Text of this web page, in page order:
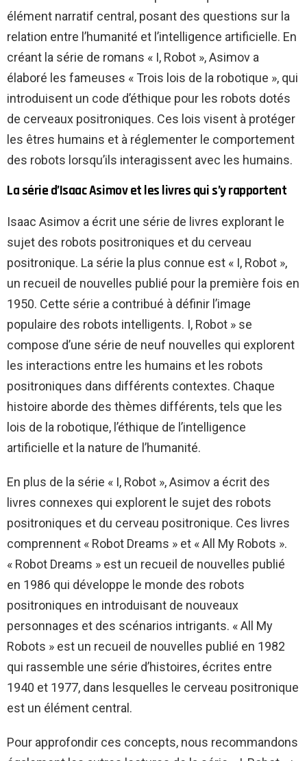
élément narratif central, posant des questions sur la
relation entre l’humanité et l’intelligence artificielle. En
créant la série de romans « I, Robot », Asimov a
élaboré les fameuses « Trois lois de la robotique », qui
introduisent un code d’éthique pour les robots dotés
de cerveaux positroniques. Ces lois visent à protéger
les êtres humains et à réglementer le comportement
des robots lorsqu’ils interagissent avec les humains.
La série d’Isaac Asimov et les livres qui s’y rapportent
Isaac Asimov a écrit une série de livres explorant le
sujet des robots positroniques et du cerveau
positronique. La série la plus connue est « I, Robot »,
un recueil de nouvelles publié pour la première fois en
1950. Cette série a contribué à définir l’image
populaire des robots intelligents. I, Robot » se
compose d’une série de neuf nouvelles qui explorent
les interactions entre les humains et les robots
positroniques dans différents contextes. Chaque
histoire aborde des thèmes différents, tels que les
lois de la robotique, l’éthique de l’intelligence
artificielle et la nature de l’humanité.
En plus de la série « I, Robot », Asimov a écrit des
livres connexes qui explorent le sujet des robots
positroniques et du cerveau positronique. Ces livres
comprennent « Robot Dreams » et « All My Robots ».
« Robot Dreams » est un recueil de nouvelles publié
en 1986 qui développe le monde des robots
positroniques en introduisant de nouveaux
personnages et des scénarios intrigants. « All My
Robots » est un recueil de nouvelles publié en 1982
qui rassemble une série d’histoires, écrites entre
1940 et 1977, dans lesquelles le cerveau positronique
est un élément central.
Pour approfondir ces concepts, nous recommandons